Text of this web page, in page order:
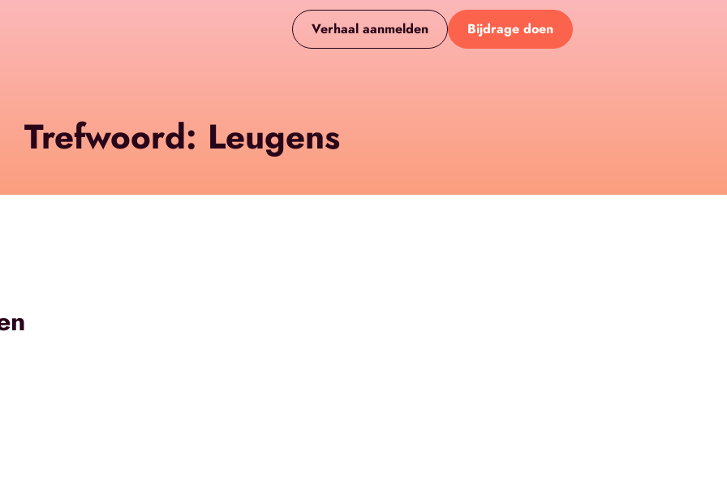
Verhaal aanmelden Bijdrage doen
Trefwoord: Leugens